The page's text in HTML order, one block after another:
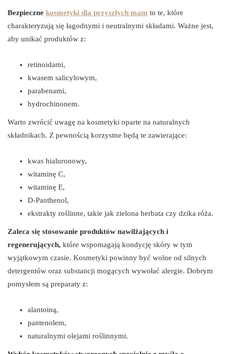
Bezpieczne kosmetyki dla przyszłych mam to te, które
charakteryzują się łagodnymi i neutralnymi składami. Ważne jest,
aby unikać produktów z:
retinoidami,
kwasem salicylowym,
parabenami,
hydrochinonem.
Warto zwrócić uwagę na kosmetyki oparte na naturalnych
składnikach. Z pewnością korzystne będą te zawierające:
kwas hialuronowy,
witaminę C,
witaminę E,
D-Panthenol,
ekstrakty roślinne, takie jak zielona herbata czy dzika róża.
Zaleca się stosowanie produktów nawilżających i
regenerujących, które wspomagają kondycję skóry w tym
wyjątkowym czasie. Kosmetyki powinny być wolne od silnych
detergentów oraz substancji mogących wywołać alergie. Dobrym
pomysłem są preparaty z:
alantoiną,
pantenolem,
naturalnymi olejami roślinnymi.